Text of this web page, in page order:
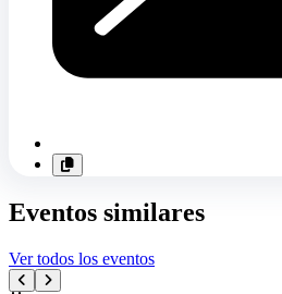
Eventos similares
Ver todos los eventos